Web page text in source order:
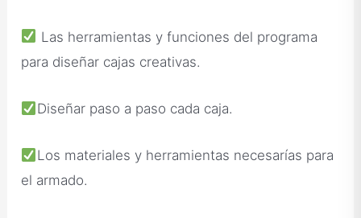
Las herramientas y funciones del programa
para diseñar cajas creativas.
Diseñar paso a paso cada caja.
Los materiales y herramientas necesarías para
el armado.